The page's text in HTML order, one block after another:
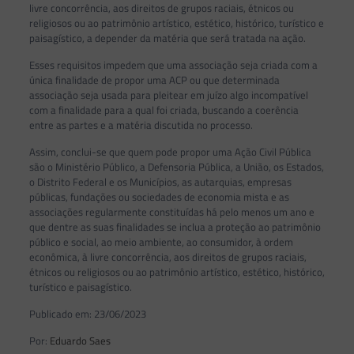
livre concorrência, aos direitos de grupos raciais, étnicos ou
religiosos ou ao patrimônio artístico, estético, histórico, turístico e
paisagístico, a depender da matéria que será tratada na ação.
Esses requisitos impedem que uma associação seja criada com a
única finalidade de propor uma ACP ou que determinada
associação seja usada para pleitear em juízo algo incompatível
com a finalidade para a qual foi criada, buscando a coerência
entre as partes e a matéria discutida no processo.
Assim, conclui-se que quem pode propor uma Ação Civil Pública
são o Ministério Público, a Defensoria Pública, a União, os Estados,
o Distrito Federal e os Municípios, as autarquias, empresas
públicas, fundações ou sociedades de economia mista e as
associações regularmente constituídas há pelo menos um ano e
que dentre as suas finalidades se inclua a proteção ao patrimônio
público e social, ao meio ambiente, ao consumidor, à ordem
econômica, à livre concorrência, aos direitos de grupos raciais,
étnicos ou religiosos ou ao patrimônio artístico, estético, histórico,
turístico e paisagístico.
Publicado em: 23/06/2023
Por: Eduardo Saes